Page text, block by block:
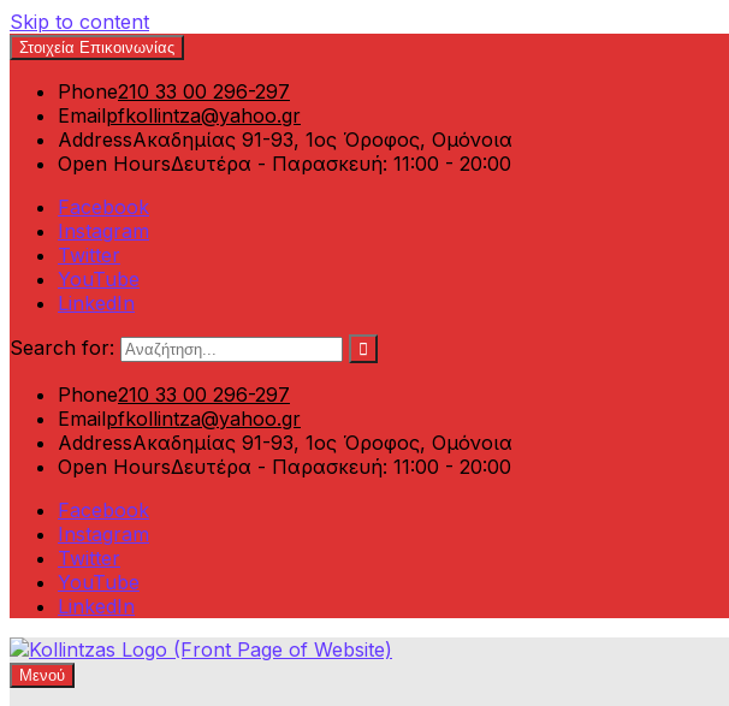
Skip to content
Στοιχεία Επικοινωνίας
Phone210 33 00 296-297
Emailpfkollintza@yahoo.gr
AddressΑκαδημίας 91-93, 1ος Όροφος, Ομόνοια
Open HoursΔευτέρα - Παρασκευή: 11:00 - 20:00
Facebook
Instagram
Twitter
YouTube
LinkedIn
Search for:
Phone210 33 00 296-297
Emailpfkollintza@yahoo.gr
AddressΑκαδημίας 91-93, 1ος Όροφος, Ομόνοια
Open HoursΔευτέρα - Παρασκευή: 11:00 - 20:00
Facebook
Instagram
Twitter
YouTube
LinkedIn
Φροντιστήρια Κολλίντζα – Διαγωνισμοί Δημοσίου
ΕΣΔΔΑ – ΑΣΕΠ – ΑΑΔΕ – ΕΣΔΙ – ΥΠΕΞ
Μενού